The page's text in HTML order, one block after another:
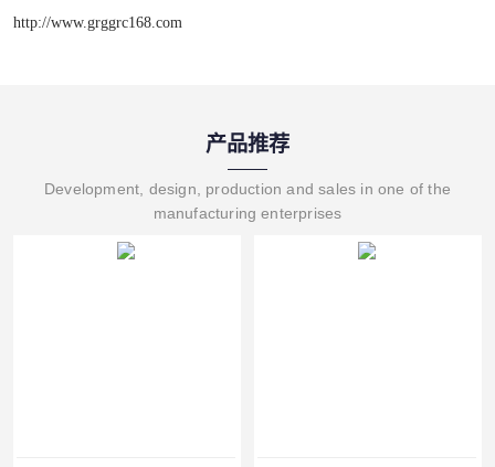
http://www.grggrc168.com
产品推荐
Development, design, production and sales in one of the
manufacturing enterprises